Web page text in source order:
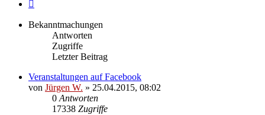
Bekanntmachungen
Antworten
Zugriffe
Letzter Beitrag
Veranstaltungen auf Facebook
von Jürgen W. » 25.04.2015, 08:02
0 Antworten
17338 Zugriffe